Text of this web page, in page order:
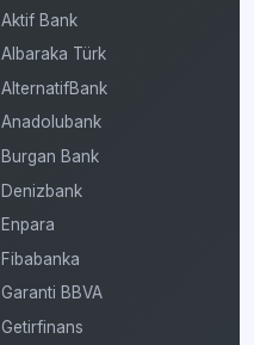
Aktif Bank
Albaraka Türk
AlternatifBank
Anadolubank
Burgan Bank
Denizbank
Enpara
Fibabanka
Garanti BBVA
Getirfinans